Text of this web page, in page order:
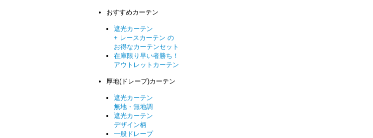
おすすめカーテン
遮光カーテン
+ レースカーテン の
お得なカーテンセット
在庫限り早い者勝ち！
アウトレットカーテン
厚地(ドレープ)カーテン
遮光カーテン
無地・無地調
遮光カーテン
デザイン柄
一般ドレープ